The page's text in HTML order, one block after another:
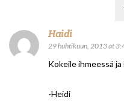
Haidi
29 huhtikuun, 2013 at
Kokeile ihmeessä
-Heidi